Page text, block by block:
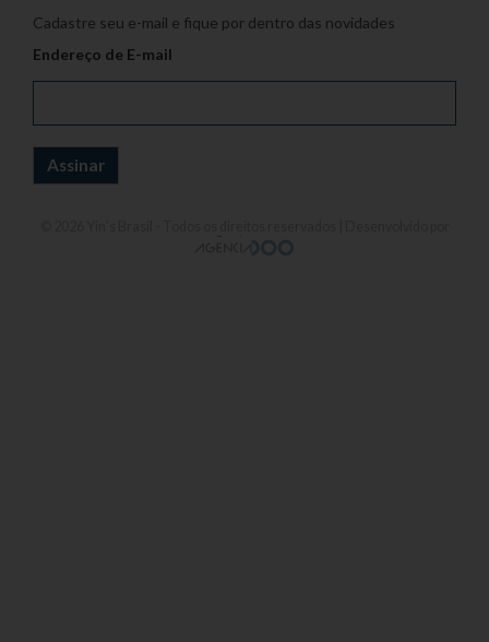
Cadastre seu e-mail e fique por dentro das novidades
Endereço de E-mail